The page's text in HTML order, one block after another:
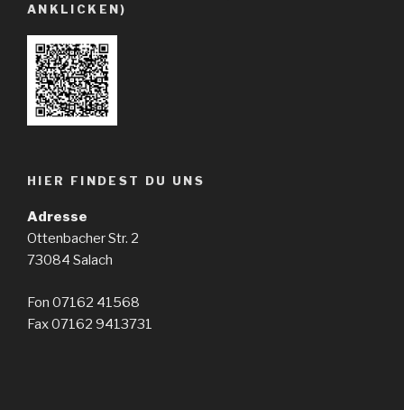
ANKLICKEN)
HIER FINDEST DU UNS
Adresse
Ottenbacher Str. 2
73084 Salach
Fon 07162 41568
Fax 07162 9413731